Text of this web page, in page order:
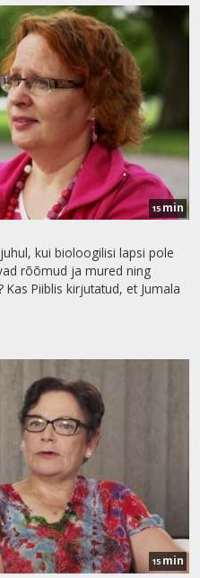
15 min
kui bioloogilisi lapsi pole
rõõmud ja mured ning
Piiblis kirjutatud, et Jumala
15 min